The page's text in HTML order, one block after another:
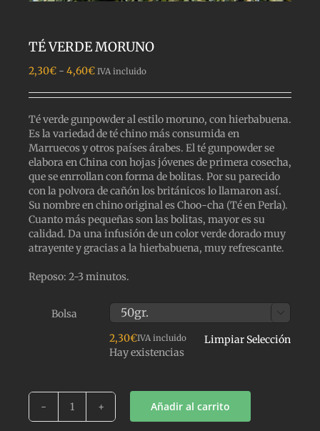
TÉ VERDE MORUNO
2,30€ - 4,60€Rango
precios:
desde
2,30€
hasta
4,60€
IVA incluido
Té verde gunpowder al estilo moruno, con hierbabuena.
Es la variedad de té chino más consumida en
Marruecos y otros países árabes. El té gunpowder se
elabora en China con hojas jóvenes de primera cosecha,
que se enrrollan con forma de bolitas. Por su parecido
con la polvora de cañón los británicos lo llamaron así.
Su nombre en chino original es Choo-cha (Té en Perla).
Cuanto más pequeñas son las bolitas, mayor es su
calidad. Da una infusión de un color verde dorado muy
atrayente y gracias a la hierbabuena, muy refrescante.
Reposo: 2-3 minutos.
Bolsa 
2,30€IVA incluido
Hay existencias
Limpiar Selección
TÉ
Añadir al carrito